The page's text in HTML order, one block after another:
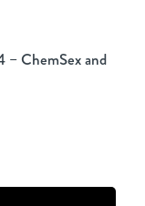
– ChemSex and